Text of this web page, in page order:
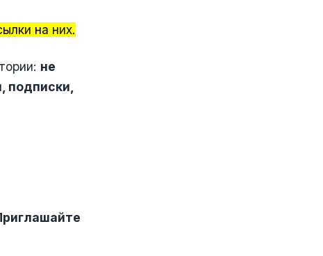
на них.
не
подписки,